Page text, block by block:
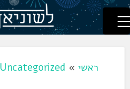
דלג
לתוכן
לשוניאדה
עברית. לשון. שפה
ראשי»
Uncategorized